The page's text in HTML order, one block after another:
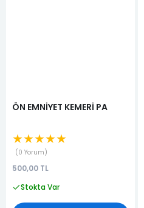
ÖN EMNİYET KEMERİ PA
★★★★★
0 Yorum
500,00 TL
Stokta Var